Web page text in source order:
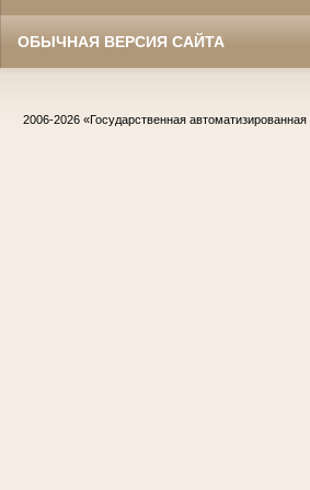
ОБЫЧНАЯ ВЕРСИЯ САЙТА
2006-2026 «Государственная